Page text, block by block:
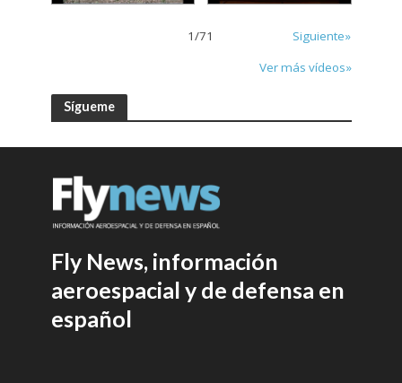
1/71
Siguiente»
Ver más vídeos»
Sígueme
Fly News, información
aeroespacial y de defensa en
español